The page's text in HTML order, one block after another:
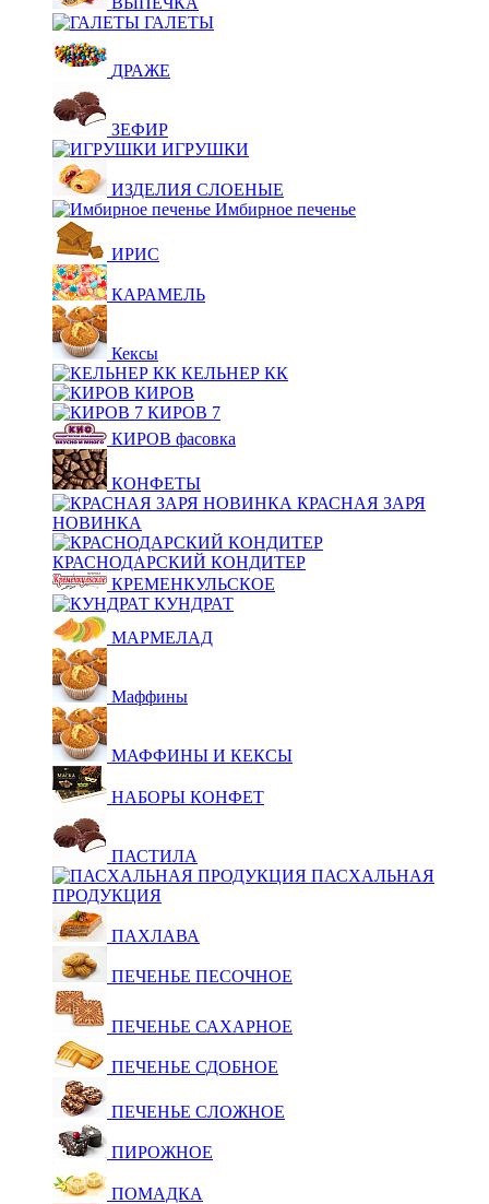
ГАЛЕТЫ
ДРАЖЕ
ЗЕФИР
ИГРУШКИ
ИЗДЕЛИЯ СЛОЕНЫЕ
Имбирное печенье
ИРИС
КАРАМЕЛЬ
Кексы
КЕЛЬНЕР КК
КИРОВ
КИРОВ 7
КИРОВ фасовка
КОНФЕТЫ
КРАСНАЯ ЗАРЯ
НОВИНКА
КРАСНОДАРСКИЙ КОНДИТЕР
КРЕМЕНКУЛЬСКОЕ
КУНДРАТ
МАРМЕЛАД
Маффины
МАФФИНЫ И КЕКСЫ
НАБОРЫ КОНФЕТ
ПАСТИЛА
ПАСХАЛЬНАЯ
ПРОДУКЦИЯ
ПАХЛАВА
ПЕЧЕНЬЕ ПЕСОЧНОЕ
ПЕЧЕНЬЕ САХАРНОЕ
ПЕЧЕНЬЕ СДОБНОЕ
ПЕЧЕНЬЕ СЛОЖНОЕ
ПИРОЖНОЕ
ПОМАДКА